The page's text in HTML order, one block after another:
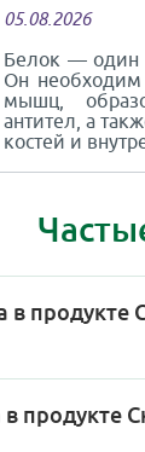
05.08.2026
Белок — один
Он необходим
мышц,
антител, а
костей и
в продукте
продукте